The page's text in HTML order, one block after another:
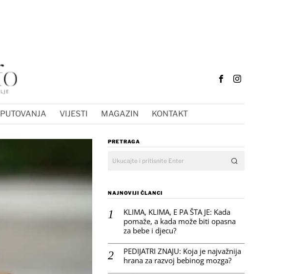
PUTOVANJA VIJESTI MAGAZIN KONTAKT
PRETRAGA
NAJNOVIJI ČLANCI
KLIMA, KLIMA, E PA ŠTA JE: Kada
pomaže, a kada može biti opasna
za bebe i djecu?
PEDIJATRI ZNAJU: Koja je najvažnija
hrana za razvoj bebinog mozga?